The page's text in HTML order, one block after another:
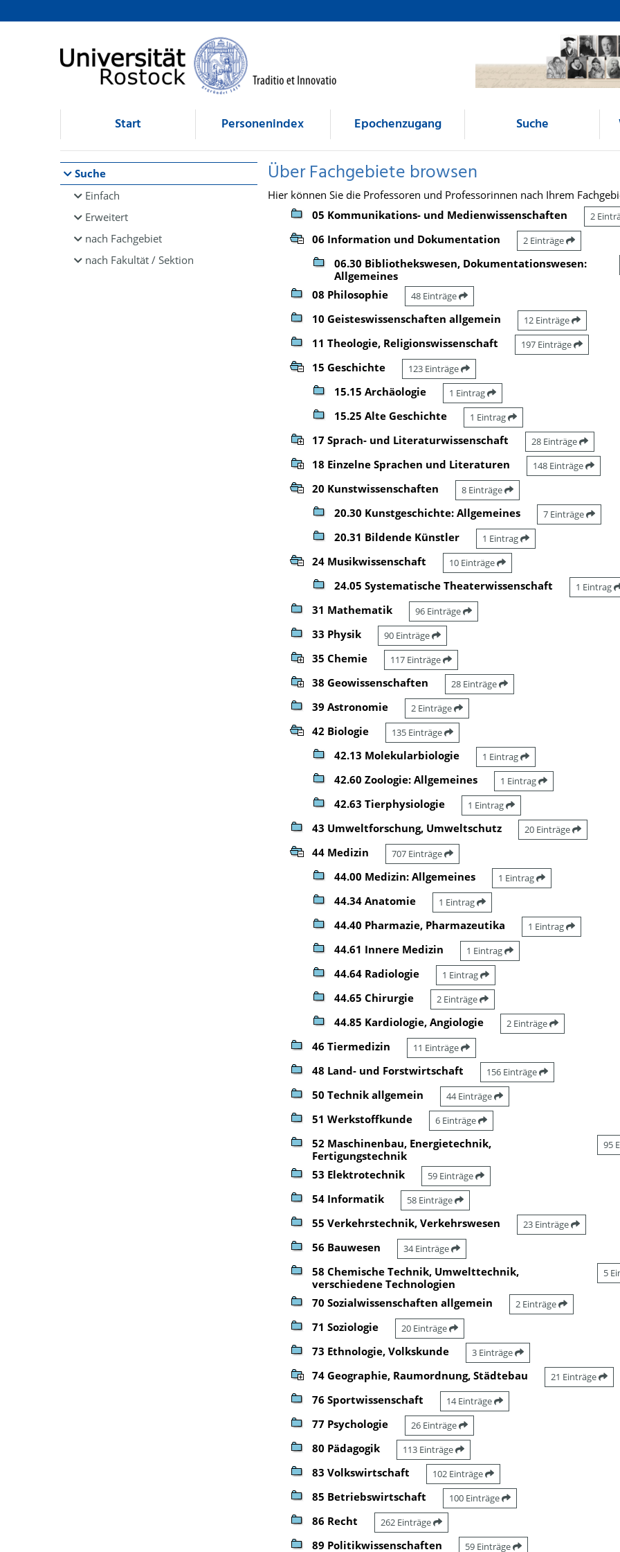
Browsen
direkt zum Inhalt
Start Personenindex Epochenzugang Suche
Suche
Einfach
Erweitert
nach Fachgebiet
nach Fakultät / Sektion
Über Fachgebiete browsen
Hier können Sie die Professoren und Professorinnen nach Ihrem
05 Kommunikations- und Medienwissenschaften
2
06 Information und Dokumentation 2 Einträge
06.30 Bibliothekswesen, Dokumentationswesen:
Allgemeines
08 Philosophie 48 Einträge
10 Geisteswissenschaften allgemein 12 Einträge
11 Theologie, Religionswissenschaft 197 Einträge
15 Geschichte 123 Einträge
15.15 Archäologie 1 Eintrag
15.25 Alte Geschichte 1 Eintrag
17 Sprach- und Literaturwissenschaft 28 Einträge
18 Einzelne Sprachen und Literaturen 148 Einträge
20 Kunstwissenschaften 8 Einträge
20.30 Kunstgeschichte: Allgemeines 7 Einträge
20.31 Bildende Künstler 1 Eintrag
24 Musikwissenschaft 10 Einträge
24.05 Systematische Theaterwissenschaft 1 Eintrag
31 Mathematik 96 Einträge
33 Physik 90 Einträge
35 Chemie 117 Einträge
38 Geowissenschaften 28 Einträge
39 Astronomie 2 Einträge
42 Biologie 135 Einträge
42.13 Molekularbiologie 1 Eintrag
42.60 Zoologie: Allgemeines 1 Eintrag
42.63 Tierphysiologie 1 Eintrag
43 Umweltforschung, Umweltschutz 20 Einträge
44 Medizin 707 Einträge
44.00 Medizin: Allgemeines 1 Eintrag
44.34 Anatomie 1 Eintrag
44.40 Pharmazie, Pharmazeutika 1 Eintrag
44.61 Innere Medizin 1 Eintrag
44.64 Radiologie 1 Eintrag
44.65 Chirurgie 2 Einträge
44.85 Kardiologie, Angiologie 2 Einträge
46 Tiermedizin 11 Einträge
48 Land- und Forstwirtschaft 156 Einträge
50 Technik allgemein 44 Einträge
51 Werkstoffkunde 6 Einträge
52 Maschinenbau, Energietechnik,
Fertigungstechnik
95
53 Elektrotechnik 59 Einträge
54 Informatik 58 Einträge
55 Verkehrstechnik, Verkehrswesen 23 Einträge
56 Bauwesen 34 Einträge
58 Chemische Technik, Umwelttechnik,
verschiedene Technologien
5
70 Sozialwissenschaften allgemein 2 Einträge
71 Soziologie 20 Einträge
73 Ethnologie, Volkskunde 3 Einträge
74 Geographie, Raumordnung, Städtebau 21 Einträge
76 Sportwissenschaft 14 Einträge
77 Psychologie 26 Einträge
80 Pädagogik 113 Einträge
83 Volkswirtschaft 102 Einträge
85 Betriebswirtschaft 100 Einträge
86 Recht 262 Einträge
89 Politikwissenschaften 59 Einträge